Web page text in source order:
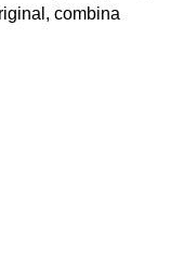
combina